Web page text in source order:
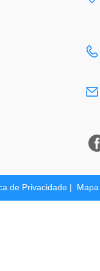
de Privacidade|